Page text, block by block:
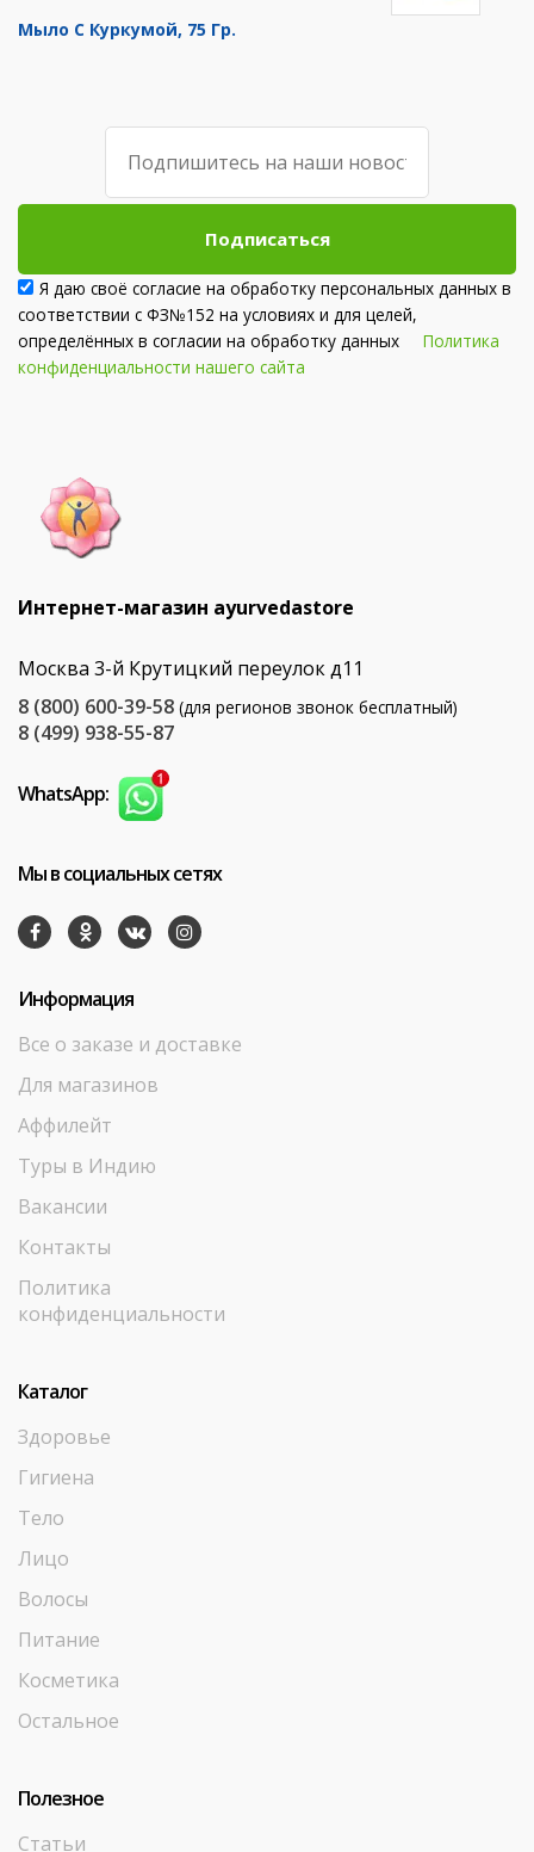
Мыло С Куркумой, 75 Гр.
Подписаться
Я даю своё согласие на обработку персональных данных в
соответствии с ФЗ№152 на условиях и для целей,
определённых в согласии на обработку данных Политика
конфиденциальности нашего сайта
Интернет-магазин ayurvedastore
Москва 3-й Крутицкий переулок д11
8 (800) 600-39-58 (для регионов звонок бесплатный)
8 (499) 938-55-87
WhatsApp:
Мы в социальных сетях
Информация
Все о заказе и доставке
Для магазинов
Аффилейт
Туры в Индию
Вакансии
Контакты
Политика
конфиденциальности
Каталог
Здоровье
Гигиена
Тело
Лицо
Волосы
Питание
Косметика
Остальное
Полезное
Статьи